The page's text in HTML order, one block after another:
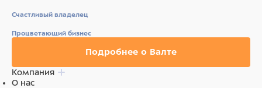
Счастливый владелец
Процветающий бизнес
Подробнее о Валте
Компания
О нас